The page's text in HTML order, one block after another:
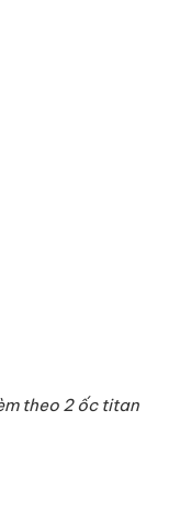
theo 2 ốc titan